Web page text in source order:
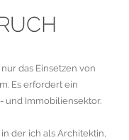
das Einsetzen von
Es erfordert ein
und Immobiliensektor.
der ich als Architektin,